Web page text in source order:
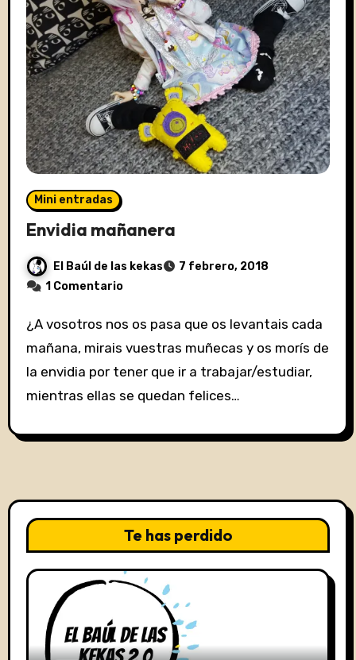
Mini entradas
Envidia mañanera
El Baúl de las kekas
7 febrero, 2018
1 Comentario
¿A vosotros nos os pasa que os levantais cada
mañana, mirais vuestras muñecas y os morís de
la envidia por tener que ir a trabajar/estudiar,
mientras ellas se quedan felices…
Te has perdido